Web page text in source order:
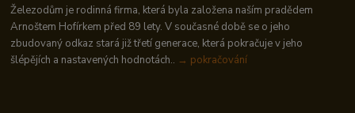
Železodům je rodinná firma, která byla založena naším pradědem
Arnoštem Hofírkem před 89 lety. V současné době se o jeho
zbudovaný odkaz stará již třetí generace, která pokračuje v jeho
šlépějích a nastavených hodnotách.. → pokračování